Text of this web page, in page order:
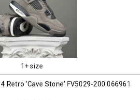
1+ size
Retro 'Cave Stone' FV5029-200 066961